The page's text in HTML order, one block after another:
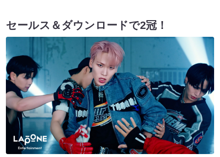
セールス＆ダウンロードで2冠！